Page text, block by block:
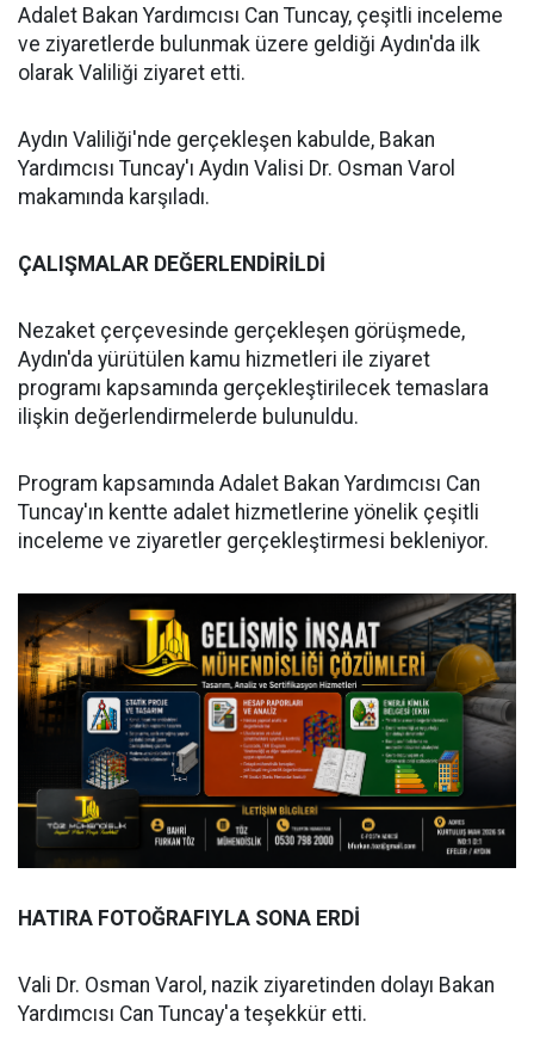
Adalet Bakan Yardımcısı Can Tuncay, çeşitli inceleme
ve ziyaretlerde bulunmak üzere geldiği Aydın'da ilk
olarak Valiliği ziyaret etti.
Aydın Valiliği'nde gerçekleşen kabulde, Bakan
Yardımcısı Tuncay'ı Aydın Valisi Dr. Osman Varol
makamında karşıladı.
ÇALIŞMALAR DEĞERLENDİRİLDİ
Nezaket çerçevesinde gerçekleşen görüşmede,
Aydın'da yürütülen kamu hizmetleri ile ziyaret
programı kapsamında gerçekleştirilecek temaslara
ilişkin değerlendirmelerde bulunuldu.
Program kapsamında Adalet Bakan Yardımcısı Can
Tuncay'ın kentte adalet hizmetlerine yönelik çeşitli
inceleme ve ziyaretler gerçekleştirmesi bekleniyor.
HATIRA FOTOĞRAFIYLA SONA ERDİ
Vali Dr. Osman Varol, nazik ziyaretinden dolayı Bakan
Yardımcısı Can Tuncay'a teşekkür etti.